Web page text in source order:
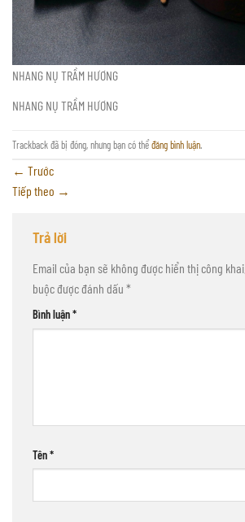
NHANG NỤ TRẦM HƯƠNG
NHANG NỤ TRẦM HƯƠNG
Trackback đã bị đóng, nhưng bạn có thểđăng bình luận.
← Trước
Tiếp theo →
Trả lời
Email của bạn sẽ không được hiển thị công khai.
buộc được đánh dấu *
Bình luận*
Tên*